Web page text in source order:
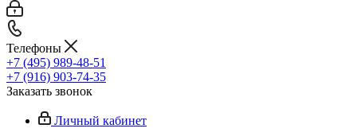
Телефоны
+7 (495) 989-48-51
+7 (916) 903-74-35
Заказать звонок
Личный кабинет